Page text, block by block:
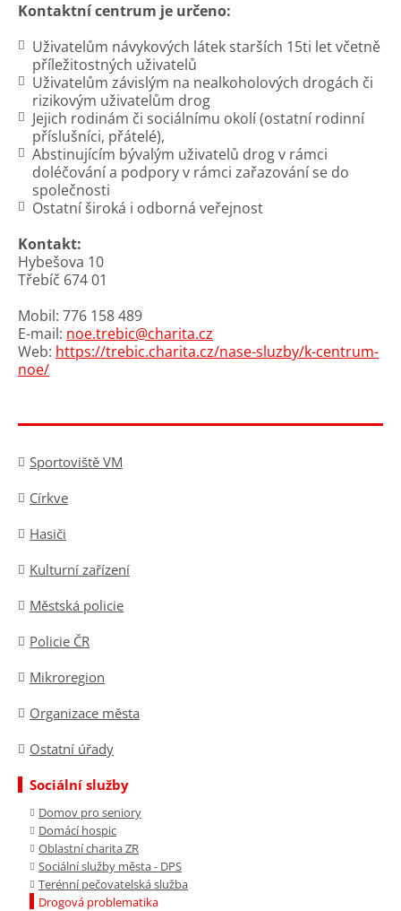
Kontaktní centrum je určeno:
Uživatelům návykových látek starších 15ti let včetně
příležitostných uživatelů
Uživatelům závislým na nealkoholových drogách či
rizikovým uživatelům drog
Jejich rodinám či sociálnímu okolí (ostatní rodinní
příslušníci, přátelé),
Abstinujícím bývalým uživatelů drog v rámci
doléčování a podpory v rámci zařazování se do
společnosti
Ostatní široká i odborná veřejnost
Kontakt:
Hybešova 10
Třebíč 674 01
Mobil: 776 158 489
E-mail: noe.trebic@charita.cz
Web: https://trebic.charita.cz/nase-sluzby/k-centrum-
noe/
Sportoviště VM
Církve
Hasiči
Kulturní zařízení
Městská policie
Policie ČR
Mikroregion
Organizace města
Ostatní úřady
Sociální služby
Domov pro seniory
Domácí hospic
Oblastní charita ZR
Sociální služby města - DPS
Terénní pečovatelská služba
Drogová problematika